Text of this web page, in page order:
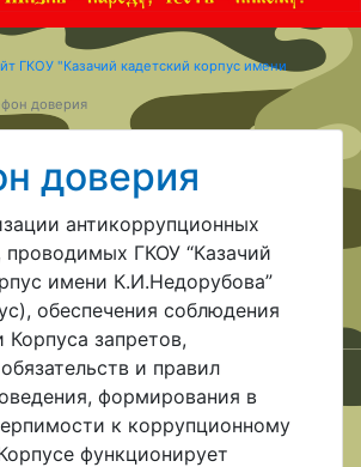
ГКОУ "Казачий кадетский корпус имени
доверия
доверия
антикоррупционных
ГКОУ “Казачий
имени К.И.Недорубова”
обеспечения соблюдения
Корпуса запретов,
и правил
формирования в
к коррупционному
функционирует